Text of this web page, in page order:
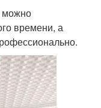
можно
времени, а